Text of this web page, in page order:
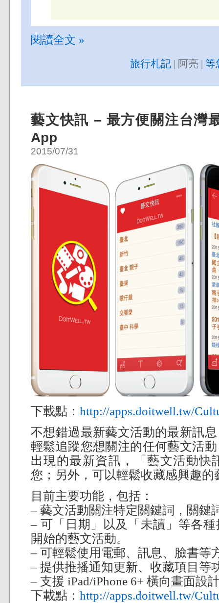
閱讀全文 »
旅行札記 | 阿亮 | 等
藝文快訊 – 最方便關注台灣
App
2015/07/31
下載點： http://apps.doitwell.tw/
不想錯過最新藝文活動的最新訊
輕鬆追蹤您想關注的任何藝文活
出現的最新資訊，「藝文活動快
您；另外，可以輕鬆收藏感興趣的
目前主要功能，包括：
– 藝文活動關注特定關鍵詞，關鍵
– 可「日期」以及「未讀」等各
開始的藝文活動。
– 可輕鬆使用電郵、訊息、臉書等
– 提供推播通知更新、收藏項目等
– 支援 iPad/iPhone 6+ 橫向畫面設
下載點： http://apps.doitwell.tw/